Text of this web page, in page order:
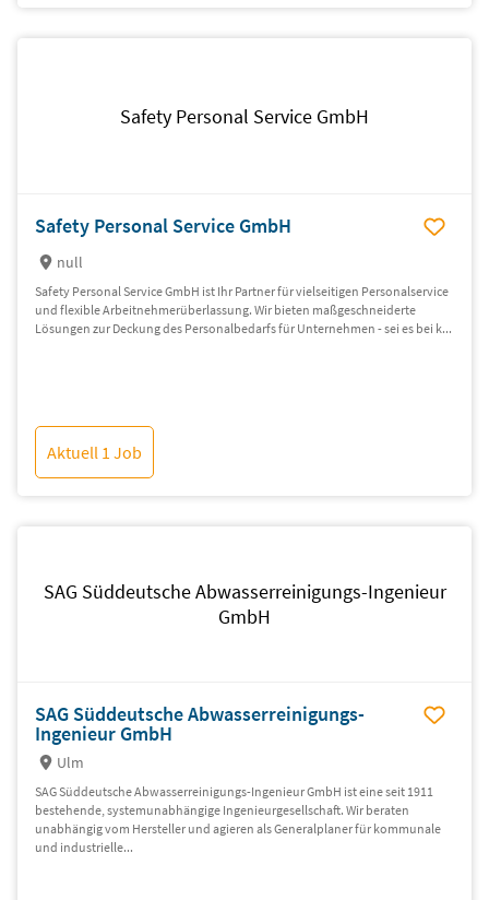
Safety Personal Service GmbH
Safety Personal Service GmbH
null
Safety Personal Service GmbH ist Ihr Partner für vielseitigen Personalservice
und flexible Arbeitnehmerüberlassung. Wir bieten maßgeschneiderte
Lösungen zur Deckung des Personalbedarfs für Unternehmen - sei es bei k...
Aktuell 1 Job
SAG Süddeutsche Abwasserreinigungs-Ingenieur
GmbH
SAG Süddeutsche Abwasserreinigungs-
Ingenieur GmbH
Ulm
SAG Süddeutsche Abwasserreinigungs-Ingenieur GmbH ist eine seit 1911
bestehende, systemunabhängige Ingenieurgesellschaft. Wir beraten
unabhängig vom Hersteller und agieren als Generalplaner für kommunale
und industrielle...